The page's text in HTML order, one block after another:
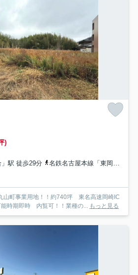
)
駅 徒歩29分
名鉄名古屋本線「東岡崎」駅 バス29分 名鉄バス「大平（岡崎市）」 停歩19分
町事業用地！！約740坪 東名高速岡崎IC
時期即時 内覧可！！業種の... もっと見る